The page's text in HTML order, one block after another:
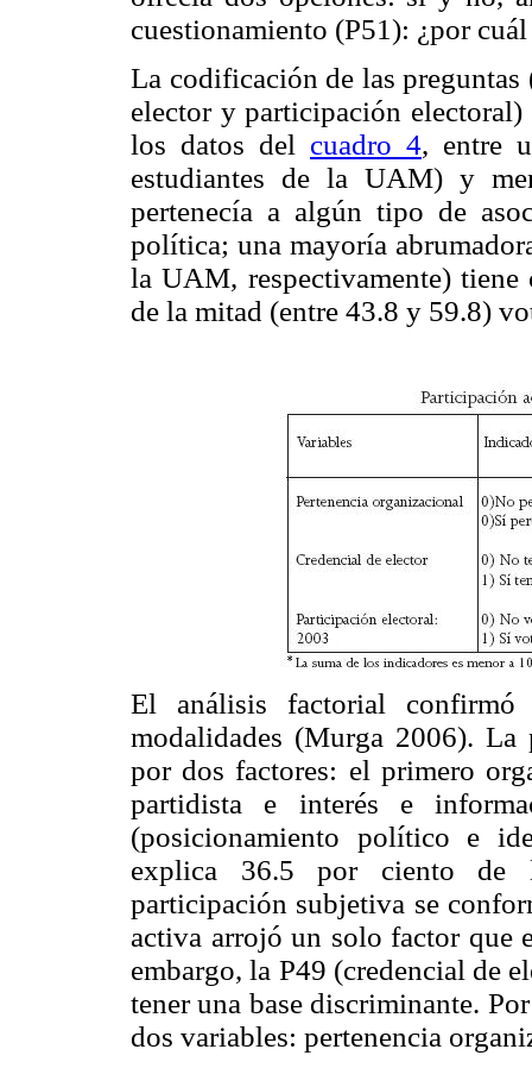
cuestionamiento (P51): ¿por
La codificación de las
elector y participación
los datos del cuadro 4, entre
estudiantes de la UAM) y
pertenecía a algún tipo de
política; una mayoría
la UAM, respectivamente) tiene
de la mitad (entre 43.8 y 59.8)
El análisis factorial confirmó
modalidades (Murga 2006). La
por dos factores: el primero
partidista e interés e
(posicionamiento político e
explica 36.5 por ciento de
participación subjetiva se
activa arrojó un solo factor que
embargo, la P49 (credencial de
tener una base discriminante.
dos variables: pertenencia